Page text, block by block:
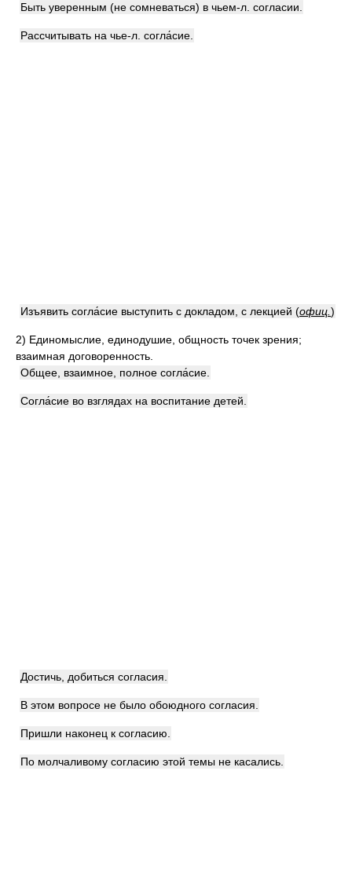
Быть уверенным (не сомневаться) в чьем-л. согласии.
Рассчитывать на чье-л. согла́сие.
Изъявить согла́сие выступить с докладом, с лекцией (офиц. )
2) Единомыслие, единодушие, общность точек зрения;
взаимная договоренность.
Общее, взаимное, полное согла́сие.
Согла́сие во взглядах на воспитание детей.
Достичь, добиться согласия.
В этом вопросе не было обоюдного согласия.
Пришли наконец к согласию.
По молчаливому согласию этой темы не касались.